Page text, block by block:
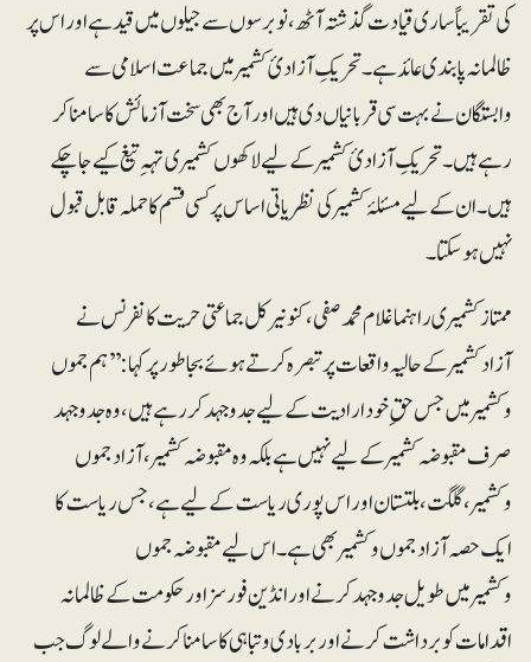
کی تقریباً ساری قیادت گذشتہ آٹھ، نو برسوں سے جیلوں میں قیدہے اور اس پر
ظالمانہ پابندی عائد ہے۔ تحریکِ آزادیٔ کشمیر میں جماعت اسلامی سے
وابستگان نے بہت سی قربانیاں دی ہیں اور آج بھی سخت آزمائش کا سامنا کر
رہے ہیں۔ تحریکِ آزادیٔ کشمیر کے لیے لاکھوں کشمیری تہہِ تیغ کیے جا چکے
ہیں۔ان کے لیے مسئلۂ کشمیر کی نظریاتی اساس پر کسی قسم کا حملہ قابل قبول
نہیں ہوسکتا۔
ممتاز کشمیری راہنما غلام محمد صفی، کنونیر کل جماعتی حریت کانفرنس نے
آزادکشمیر کے حالیہ واقعات پر تبصرہ کرتے ہوئے بجاطور پر کہا: ’’ہم جموں
وکشمیر میں جس حقِ خود ارادیت کے لیے جدوجہد کر رہے ہیں، وہ جدوجہد
صرف مقبوضہ کشمیر کے لیے نہیں ہے بلکہ وہ مقبوضہ کشمیر، آزاد جموں
وکشمیر، گلگت، بلتستان اور اس پوری ریاست کے لیے ہے، جس ریاست کا
ایک حصہ آزاد جموں وکشمیر بھی ہے۔ اس لیے مقبوضہ جموں
وکشمیر میں طویل جدوجہد کرنے اور انڈین فورسز اور حکومت کے ظالمانہ
اقدامات کو برداشت کرنے اور بربادی و تباہی کا سامنا کرنے والے لوگ جب